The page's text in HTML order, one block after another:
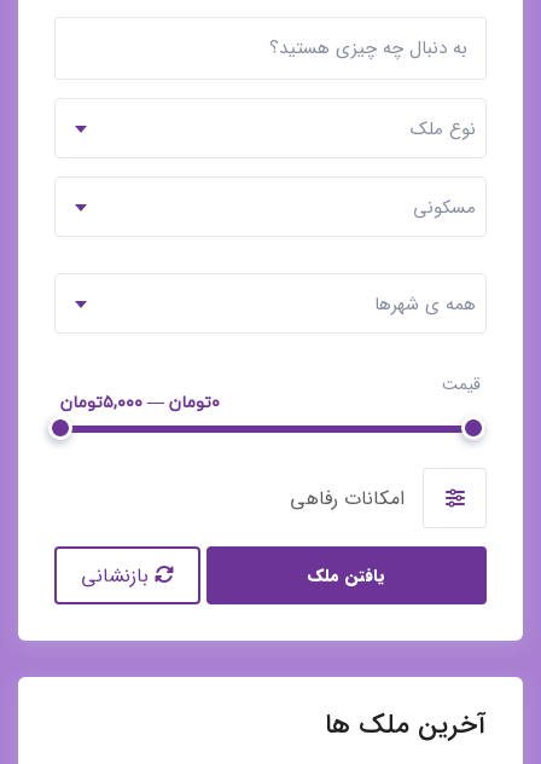
نوع ملک
مسکونی
همه ی شهرها
قیمت
امکانات رفاهی
یافتن ملک
آخرین ملک ها